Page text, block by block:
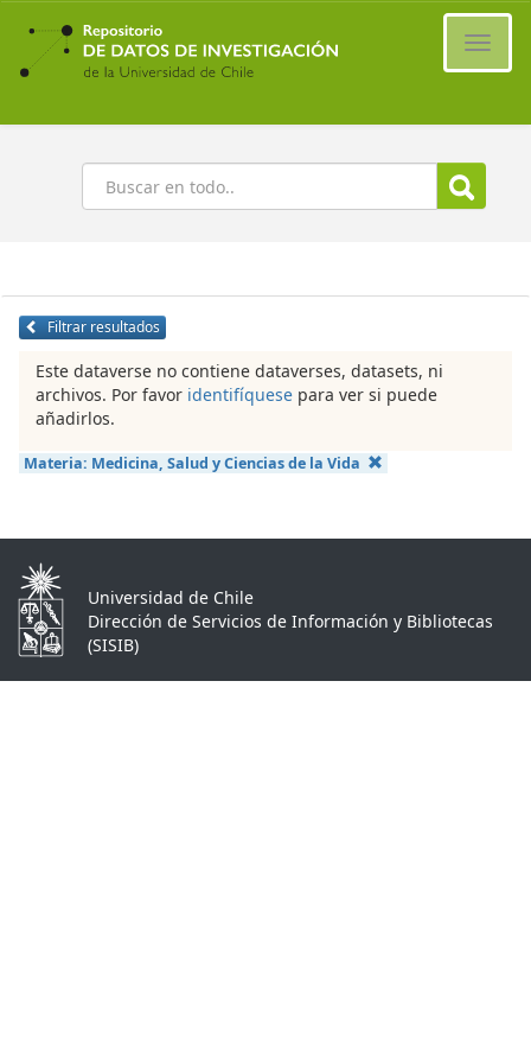
Ir
contenido
principal
Buscar
Filtrar resultados
Este dataverse no contiene dataverses, datasets, ni
archivos. Por favor identifíquese para ver si puede
añadirlos.
Materia: Medicina, Salud y Ciencias de la Vida
Universidad de Chile
Dirección de Servicios de Información y Bibliotecas
(SISIB)